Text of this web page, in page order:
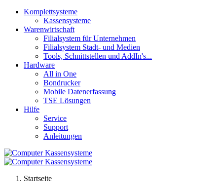
Komplettsysteme
Kassensysteme
Warenwirtschaft
Filialsystem für Unternehmen
Filialsystem Stadt- und Medien
Tools, Schnittstellen und AddIn's...
Hardware
All in One
Bondrucker
Mobile Datenerfassung
TSE Lösungen
Hilfe
Service
Support
Anleitungen
Startseite